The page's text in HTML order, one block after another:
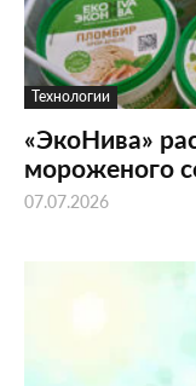
Технологии
«ЭкоНива»
мороженого
07.07.2026